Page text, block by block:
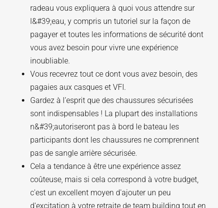
radeau vous expliquera à quoi vous attendre sur
l&#39;eau, y compris un tutoriel sur la façon de
pagayer et toutes les informations de sécurité dont
vous avez besoin pour vivre une expérience
inoubliable.
Vous recevrez tout ce dont vous avez besoin, des
pagaies aux casques et VFI.
Gardez à l’esprit que des chaussures sécurisées
sont indispensables ! La plupart des installations
n&#39;autoriseront pas à bord le bateau les
participants dont les chaussures ne comprennent
pas de sangle arrière sécurisée.
Cela a tendance à être une expérience assez
coûteuse, mais si cela correspond à votre budget,
c'est un excellent moyen d'ajouter un peu
d'excitation à votre retraite de team building tout en